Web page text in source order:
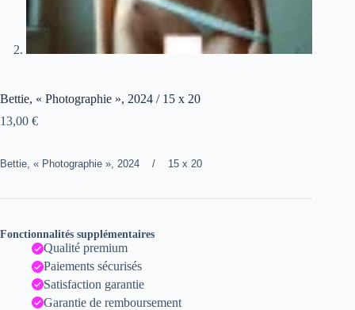
Bettie, « Photographie », 2024 / 15 x 20
13,00 €
Bettie, « Photographie », 2024 / 15 x 20
Fonctionnalités supplémentaires
Qualité premium
Paiements sécurisés
Satisfaction garantie
Garantie de remboursement